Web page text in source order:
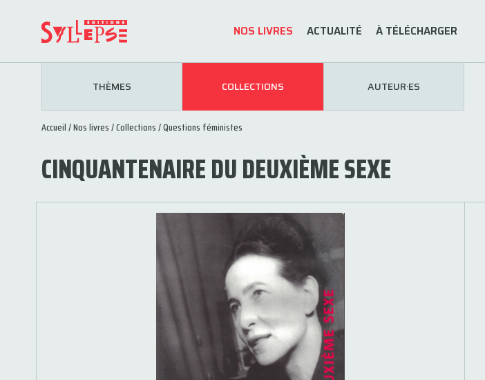
NOS LIVRES ACTUALITÉ À TÉLÉCHARGER
THÈMES COLLECTIONS AUTEUR·ES
Accueil/Nos livres/Collections/Questions féministes
CINQUANTENAIRE DU DEUXIÈME SEXE